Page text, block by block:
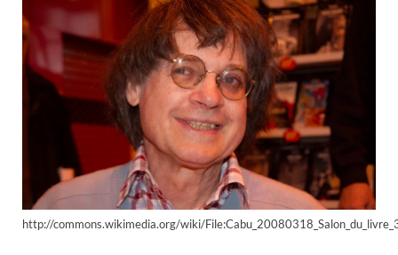
http://commons.wikimedia.org/wiki/